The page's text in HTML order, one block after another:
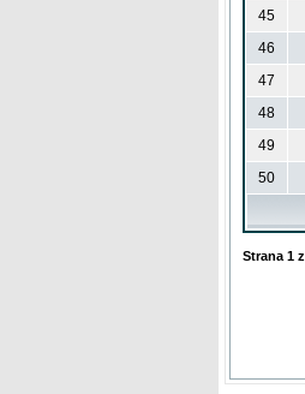
45
46
47
48
49
50
Strana 1 z